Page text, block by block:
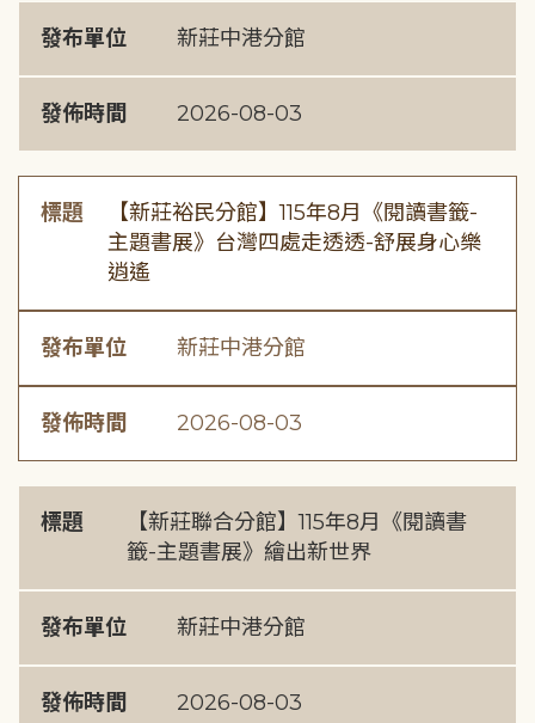
發布單位 新莊中港分館
發佈時間 2026-08-03
標題
【新莊裕民分館】115年8月《閱讀書籤-
主題書展》台灣四處走透透-舒展身心樂
逍遙
發布單位 新莊中港分館
發佈時間 2026-08-03
標題
【新莊聯合分館】115年8月《閱讀書
籤-主題書展》繪出新世界
發布單位 新莊中港分館
發佈時間 2026-08-03